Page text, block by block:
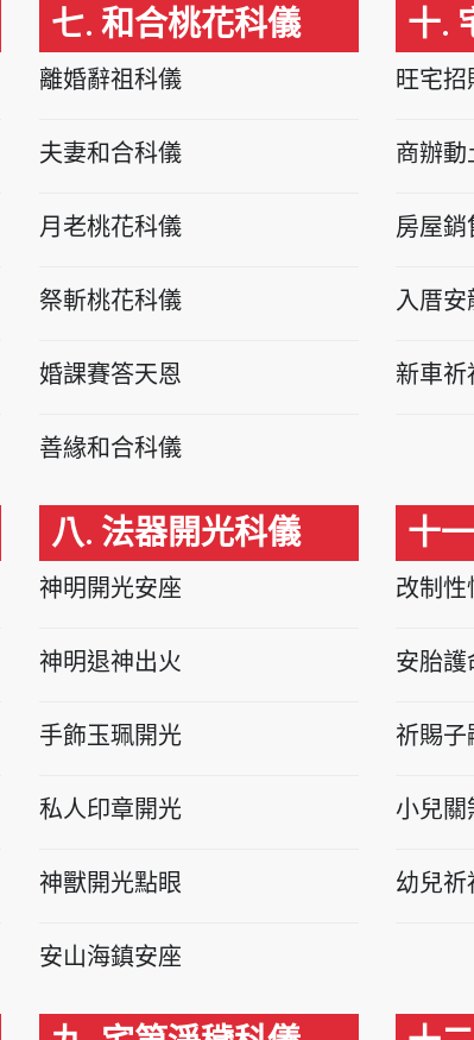
七. 和合桃花科儀
離婚辭祖科儀
夫妻和合科儀
月老桃花科儀
祭斬桃花科儀
婚課賽答天恩
善緣和合科儀
八. 法器開光科儀
神明開光安座
神明退神出火
手飾玉珮開光
私人印章開光
神獸開光點眼
安山海鎮安座
十.
旺宅招
商辦動
房屋
入厝安
新車祈
十
改制性
安胎護
祈賜子
小兒關
幼兒祈